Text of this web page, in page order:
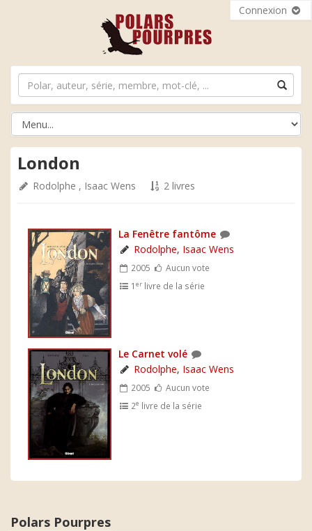
Connexion
London
Rodolphe , Isaac Wens 2 livres
La Fenêtre fantôme
Rodolphe, Isaac Wens
2005
Aucun vote
1er livre de la série
Le Carnet volé
Rodolphe, Isaac Wens
2005
Aucun vote
2e livre de la série
Polars Pourpres